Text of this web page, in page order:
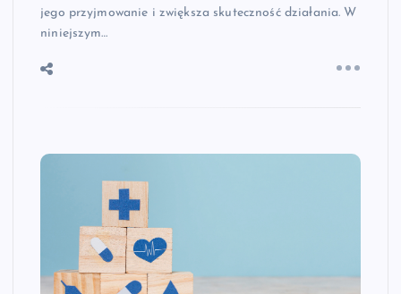
jego przyjmowanie i zwiększa skuteczność działania. W
niniejszym…